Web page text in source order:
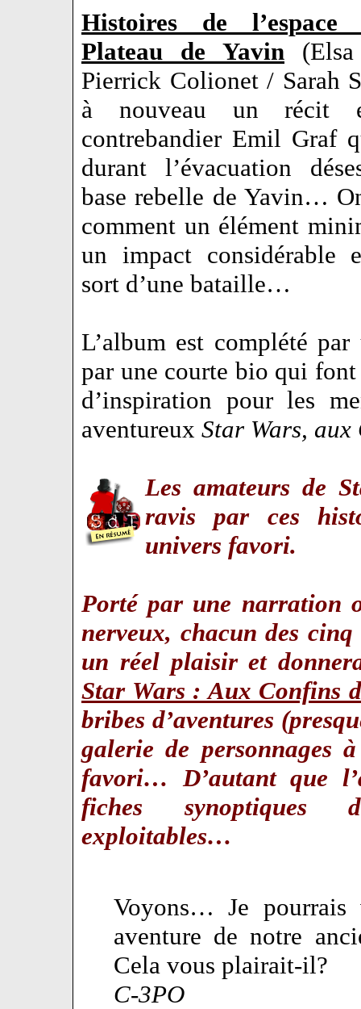
Histoires de l’espace
Plateau de Yavin
Pierrick Colionet / Sarah
à nouveau un récit
contrebandier Emil Graf
durant l’évacuation
base rebelle de Yavin…
comment un élément
un impact considérable
sort d’une bataille…
L’album est complété
par une courte bio qui
d’inspiration pour les
aventureux Star Wars, aux
Les amateurs de
ravis par ces
univers favori.
Porté par une narration
nerveux, chacun des
un réel plaisir et
Star Wars : Aux Confins
bribes d’aventures
galerie de personnages
favori… D’autant que
fiches synoptiques
exploitables…
Voyons… Je pourrais
aventure de notre
Cela vous plairait-il?
C-3PO